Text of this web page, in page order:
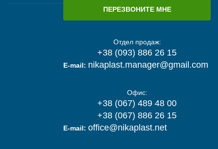
ПЕРЕЗВОНИТЕ МНЕ
Отдел продаж:
+38 (093) 886 26 15
E-mail: nikaplast.manager@gmail.com
Офис:
+38 (067) 489 48 00
+38 (067) 886 26 15
E-mail: office@nikaplast.net